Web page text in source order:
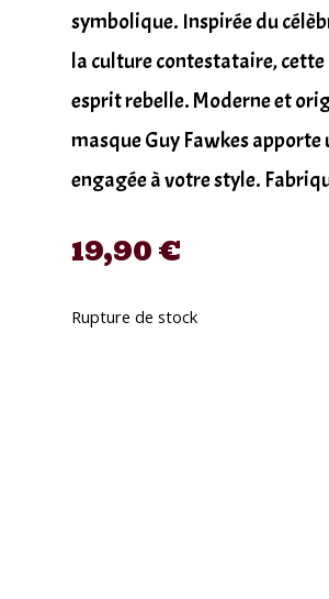
symbolique. Inspirée du
la culture contestataire,
esprit rebelle. Moderne et
masque Guy Fawkes apporte
engagée à votre style.
19,90€
Rupture de stock